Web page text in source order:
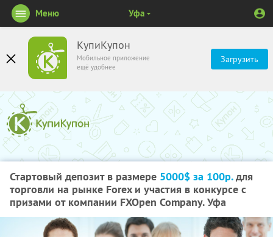
КупиКупон
Мобильное приложение
ещё удобнее
Загрузить
Меню Уфа
Стартовый депозит в размере 5000$ за 100р.для
торговли на рынке Forex и участия в конкурсе с
призами от компании FXOpen Company. Уфа